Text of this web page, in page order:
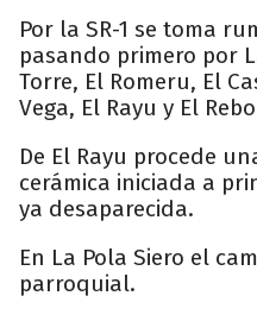
Por la SR-1 se toma
pasando primero por
Torre, El Romeru, El
Vega, El Rayu y El
De El Rayu procede
cerámica iniciada a
ya desaparecida.
En La Pola Siero el
parroquial.